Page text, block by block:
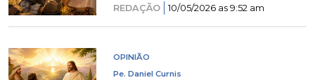
REDAÇÃO 10/05/2026 as 9:52 am
OPINIÃO
Pe. Daniel Curnis